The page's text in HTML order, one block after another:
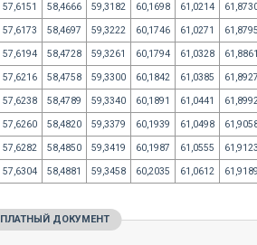
57,6151 58,4666 59,3182 60,1698 61,0214
57,6173 58,4697 59,3222 60,1746 61,0271
57,6194 58,4728 59,3261 60,1794 61,0328
57,6216 58,4758 59,3300 60,1842 61,0385
57,6238 58,4789 59,3340 60,1891 61,0441
57,6260 58,4820 59,3379 60,1939 61,0498
57,6282 58,4850 59,3419 60,1987 61,0555
57,6304 58,4881 59,3458 60,2035 61,0612
ПЛАТНЫЙ ДОКУМЕНТ